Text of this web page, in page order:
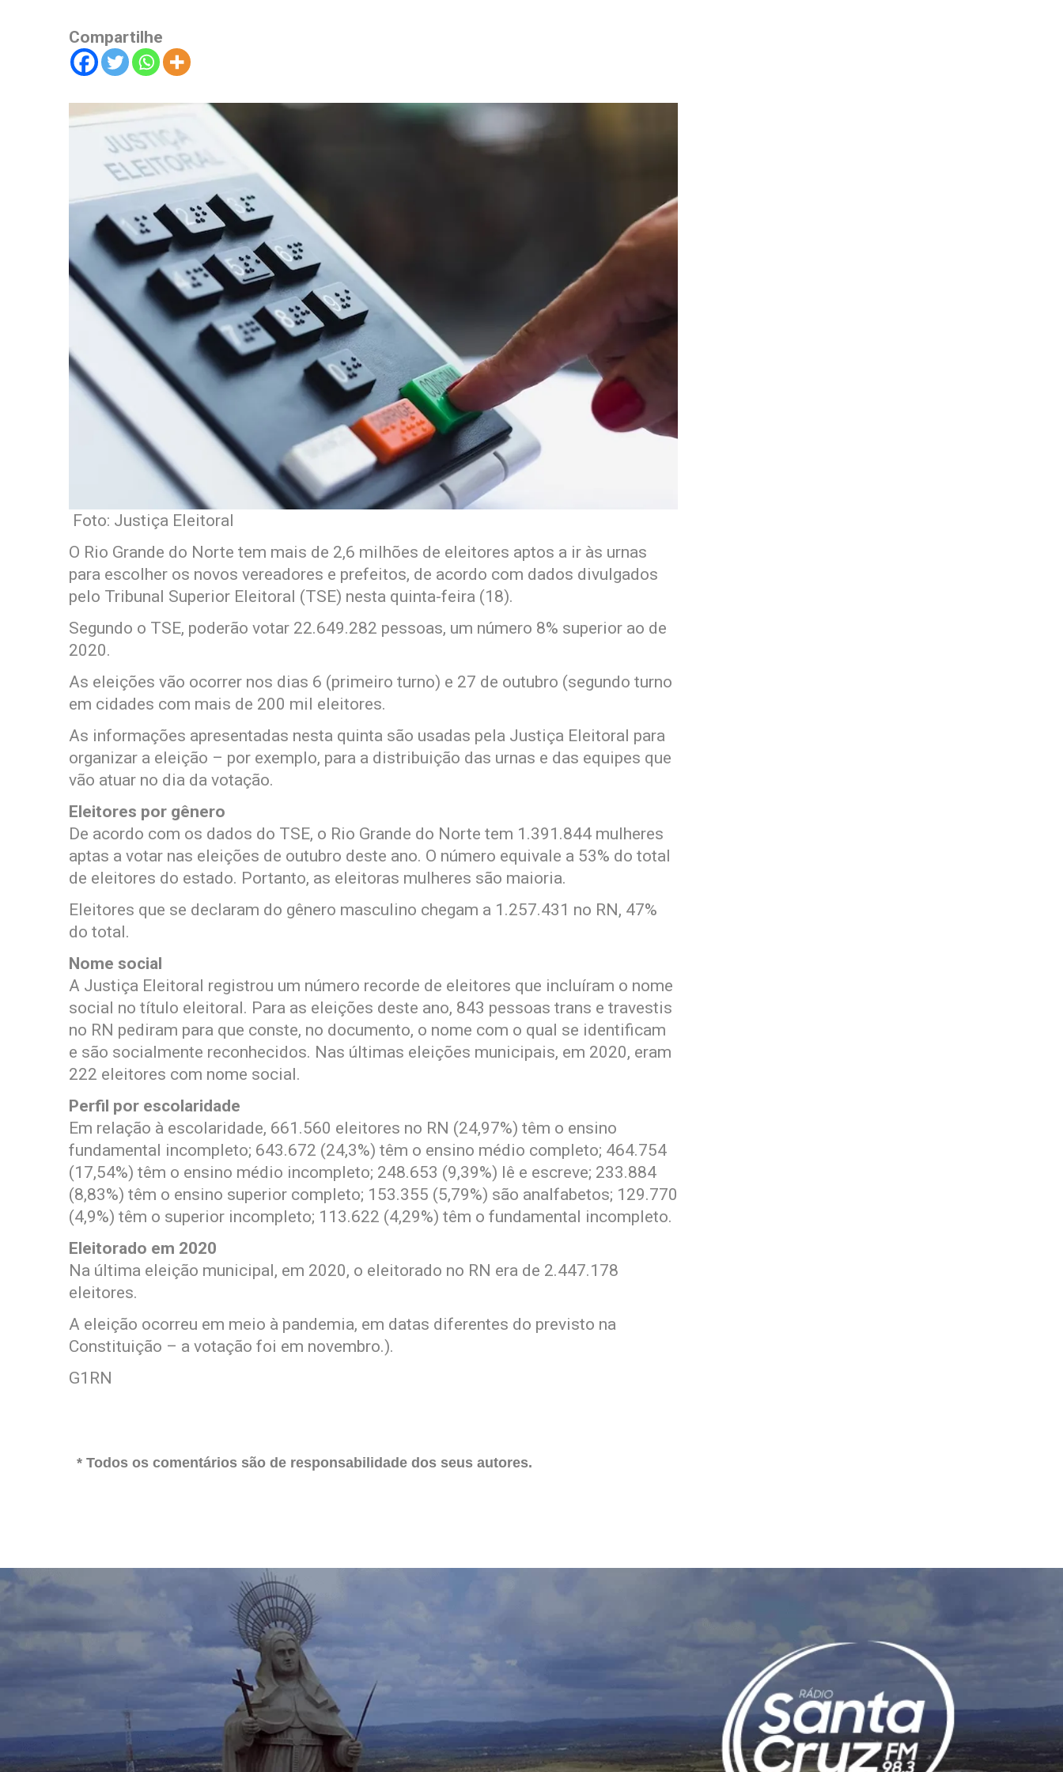
Compartilhe
Foto: Justiça Eleitoral
O Rio Grande do Norte tem mais de 2,6 milhões de eleitores aptos a ir às urnas
para escolher os novos vereadores e prefeitos, de acordo com dados divulgados
pelo Tribunal Superior Eleitoral (TSE) nesta quinta-feira (18).
Segundo o TSE, poderão votar 22.649.282 pessoas, um número 8% superior ao de
2020.
As eleições vão ocorrer nos dias 6 (primeiro turno) e 27 de outubro (segundo turno
em cidades com mais de 200 mil eleitores.
As informações apresentadas nesta quinta são usadas pela Justiça Eleitoral para
organizar a eleição – por exemplo, para a distribuição das urnas e das equipes que
vão atuar no dia da votação.
Eleitores por gênero
De acordo com os dados do TSE, o Rio Grande do Norte tem 1.391.844 mulheres
aptas a votar nas eleições de outubro deste ano. O número equivale a 53% do total
de eleitores do estado. Portanto, as eleitoras mulheres são maioria.
Eleitores que se declaram do gênero masculino chegam a 1.257.431 no RN, 47%
do total.
Nome social
A Justiça Eleitoral registrou um número recorde de eleitores que incluíram o nome
social no título eleitoral. Para as eleições deste ano, 843 pessoas trans e travestis
no RN pediram para que conste, no documento, o nome com o qual se identificam
e são socialmente reconhecidos. Nas últimas eleições municipais, em 2020, eram
222 eleitores com nome social.
Perfil por escolaridade
Em relação à escolaridade, 661.560 eleitores no RN (24,97%) têm o ensino
fundamental incompleto; 643.672 (24,3%) têm o ensino médio completo; 464.754
(17,54%) têm o ensino médio incompleto; 248.653 (9,39%) lê e escreve; 233.884
(8,83%) têm o ensino superior completo; 153.355 (5,79%) são analfabetos; 129.770
(4,9%) têm o superior incompleto; 113.622 (4,29%) têm o fundamental incompleto.
Eleitorado em 2020
Na última eleição municipal, em 2020, o eleitorado no RN era de 2.447.178
eleitores.
A eleição ocorreu em meio à pandemia, em datas diferentes do previsto na
Constituição – a votação foi em novembro.).
G1RN
* Todos os comentários são de responsabilidade dos seus autores.